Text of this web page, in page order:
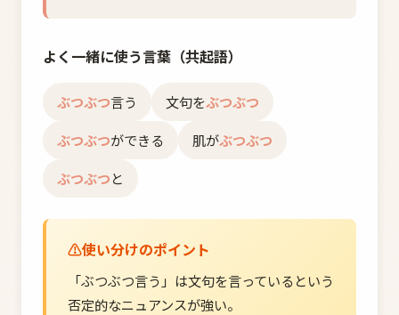
よく一緒に使う言葉（共起語）
ぶつぶつ言う 文句をぶつぶつ
ぶつぶつができる 肌がぶつぶつ
ぶつぶつと
使い分けのポイント
「ぶつぶつ言う」は文句を言っているという
否定的なニュアンスが強い。